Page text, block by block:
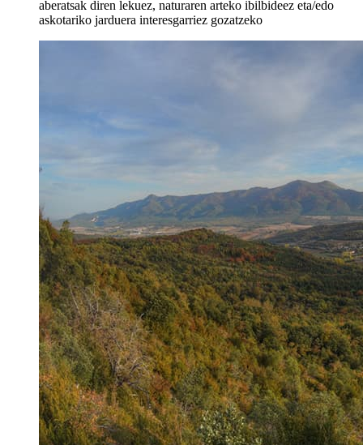
aberatsak diren lekuez, naturaren arteko ibilbideez eta/edo
askotariko jarduera interesgarriez gozatzeko